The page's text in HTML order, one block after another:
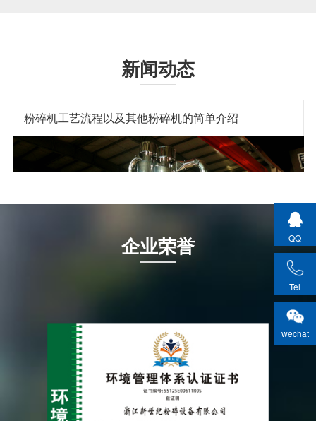
上”的经营理念，竭诚服务于各界朋友，精诚合作、共同进
新闻动态
粉碎机工艺流程以及其他粉碎机的简单介绍
2023-06-30
企业荣誉 QQ
Tel
wechat